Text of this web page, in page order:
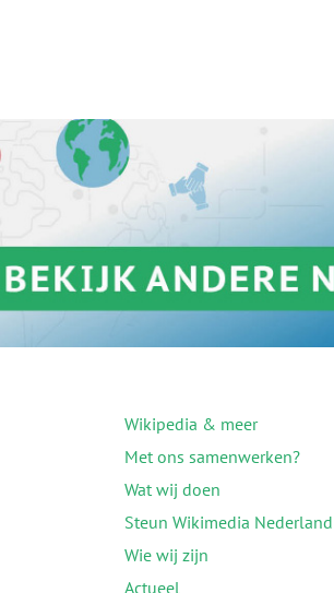
Wikipedia & meer
Met ons samenwerken?
Wat wij doen
Steun Wikimedia Nederland
Wie wij zijn
Actueel